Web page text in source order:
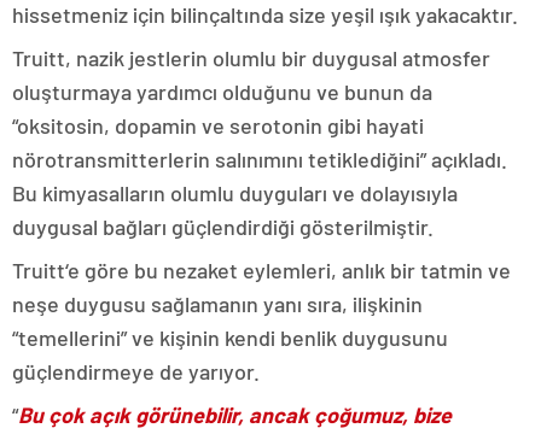
hissetmeniz için bilinçaltında size yeşil ışık yakacaktır.
Truitt, nazik jestlerin olumlu bir duygusal atmosfer
oluşturmaya yardımcı olduğunu ve bunun da
“oksitosin, dopamin ve serotonin gibi hayati
nörotransmitterlerin salınımını tetiklediğini” açıkladı.
Bu kimyasalların olumlu duyguları ve dolayısıyla
duygusal bağları güçlendirdiği gösterilmiştir.
Truitt‘e göre bu nezaket eylemleri, anlık bir tatmin ve
neşe duygusu sağlamanın yanı sıra, ilişkinin
“temellerini” ve kişinin kendi benlik duygusunu
güçlendirmeye de yarıyor.
“Bu çok açık görünebilir, ancak çoğumuz, bize